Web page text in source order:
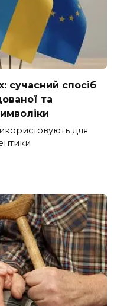
сучасний спосіб
та
для